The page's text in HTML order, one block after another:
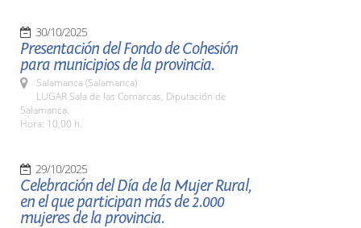
30/10/2025
Presentación del Fondo de Cohesión
para municipios de la provincia.
Salamanca (Salamanca)
LUGAR Sala de las Comarcas, Diputación de
Salamanca.
Hora: 10,00 h.
29/10/2025
Celebración del Día de la Mujer Rural,
en el que participan más de 2.000
mujeres de la provincia.